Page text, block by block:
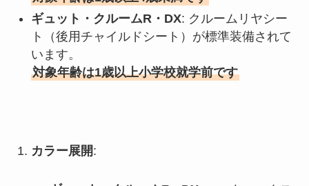
ギュット・クルームR・DX: クルームリヤシー
ト（後用チャイルドシート）が標準装備されて
います。
対象年齢は1歳以上小学校就学前です
カラー展開: